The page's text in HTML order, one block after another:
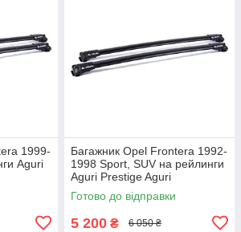
1999-
Aguri
Багажник Opel Frontera 1992-
1998 Sport, SUV на рейлинги
Aguri Prestige Aguri
Готово до відправки
5 200 ₴ 6 050 ₴